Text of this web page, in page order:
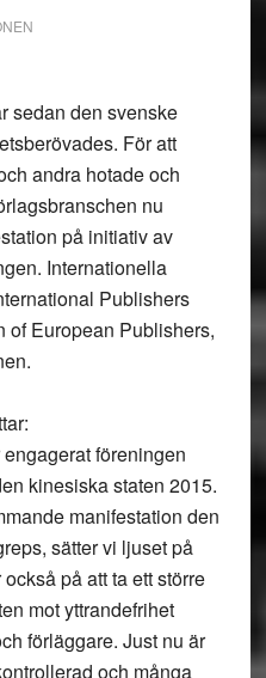
sedan den svenske
För att
andra hotade och
nu
på initiativ av
Internationella
Publishers
of European Publishers,
föreningen
kinesiska staten 2015.
manifestation den
sätter vi ljuset på
på att ta ett större
mot yttrandefrihet
förläggare. Just nu är
och många